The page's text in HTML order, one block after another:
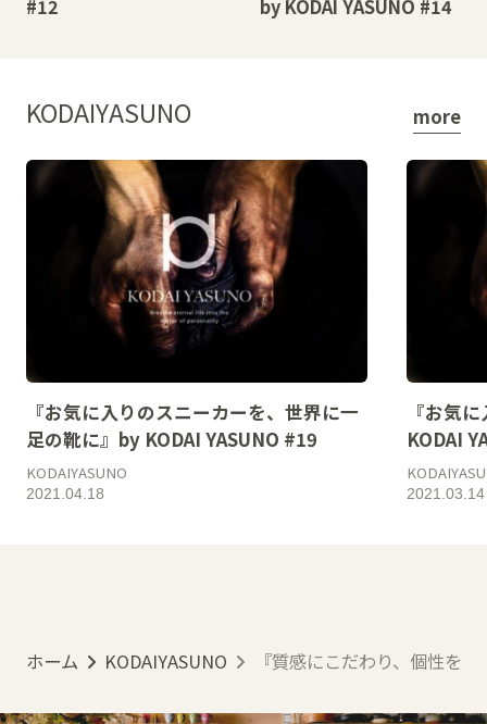
#12
by KODAI YASUNO #14
KODAIYASUNO
『お気に入りのスニーカーを、世界に一
足の靴に』by KODAI YASUNO #19
2021.04.18
KODAIYASUNO
『お気
KODAI
2021.03.14
more
ホーム KODAIYASUNO 『質感にこだわり、個性を